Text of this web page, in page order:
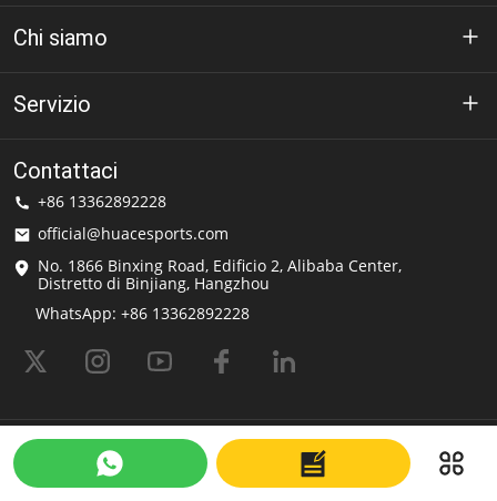
Chi siamo
A proposito di Huáce
Soluzione
Servizio
politica sulla riservatezza
Termini di utilizzo
Servizio di spedizione
Domande frequenti
Contattaci
+86 13362892228
official@huacesports.com
No. 1866 Binxing Road, Edificio 2, Alibaba Center,
Distretto di Binjiang, Hangzhou
WhatsApp: +86 13362892228
© 2026 OEM & ODM Hemlets | Produttore e fornitore di caschi sportivi |
Huace Sport Powered by Shopastro